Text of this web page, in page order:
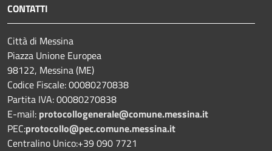
CONTATTI
Città di Messina
Piazza Unione Europea
98122, Messina (ME)
Codice Fiscale: 00080270838
Partita IVA: 00080270838
E-mail: protocollogenerale@comune.messina.it
PEC:protocollo@pec.comune.messina.it
Centralino Unico:+39 090 7721